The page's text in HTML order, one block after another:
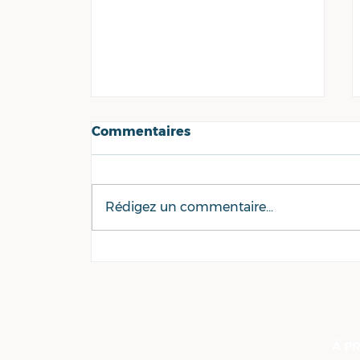
Commentaires
Rédigez un commentaire...